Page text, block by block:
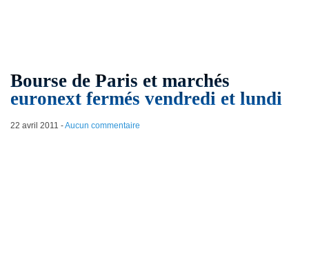
Bourse de Paris et marchés
euronext fermés vendredi et lundi
22 avril 2011 -Aucun commentaire